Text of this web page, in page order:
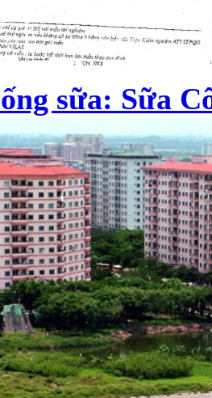
sữa: Sữa